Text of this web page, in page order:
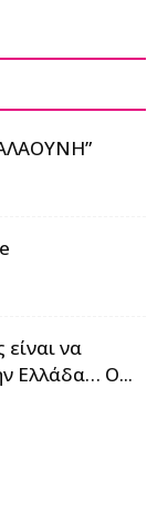
να
Ελλάδα… Ο...